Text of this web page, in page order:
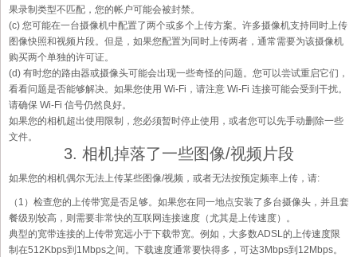
果录制类型不匹配，您的帐户可能会被封禁。
(c) 您可能在一台摄像机中配置了两个或多个上传方案。许多摄像机支持同时上传
图像快照和视频片段。但是，如果您配置为同时上传两者，通常需要为该摄像机
购买两个单独的许可证。
(d) 有时您的路由器或摄像头可能会出现一些奇怪的问题。您可以尝试重启它们，
看看问题是否能够解决。如果您使用 Wi-Fi，请注意 Wi-Fi 连接可能会受到干扰。
请确保 Wi-Fi 信号仍然良好。
如果您的相机超出使用限制，您必须暂时停止使用，或者您可以先手动删除一些
文件。
3. 相机掉落了一些图像/视频片段
如果您的相机偶尔无法上传某些图像/视频，或者无法按预定频率上传，请:
（1）检查您的上传带宽是否足够。如果您在同一地点安装了多台摄像头，并且套
餐级别较高，则需要非常快的互联网连接速度（尤其是上传速度）。
典型的宽带连接的上传带宽远小于下载带宽。例如，大多数ADSL的上传速度限
制在512Kbps到1Mbps之间。下载速度通常要快得多，可达3Mbps到12Mbps。